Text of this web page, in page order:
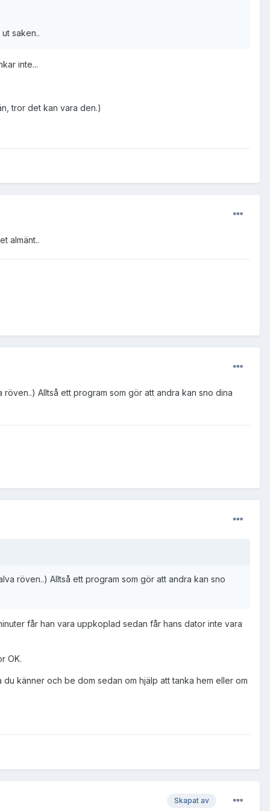
saken..
inte...
tror det kan vara den.)
almänt..
Alltså ett program som gör att andra kan sno dina
röven..) Alltså ett program som gör att andra kan sno
får han vara uppkoplad sedan får hans dator inte vara
OK.
känner och be dom sedan om hjälp att tanka hem eller om
Skapat av